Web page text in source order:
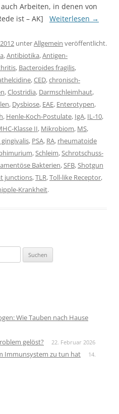
Arbeiten, in denen von
ist – AK] Weiterlesen →
unterAllgemein veröffentlicht.
,Antibiotika,Antigen-
, Bacteroides fragilis,
,CED,chronisch-
,Clostridia, Darmschleimhaut,
, Dysbiose, EAE, Enterotypen,
, Henle-Koch-Postulate, IgA, IL-10,
Klasse II, Mikrobiom, MS,
, PSA, RA, rheumatoide
,Schleim,Schrotschuss-
Bakterien,SFB,Shotgun
junctions,TLR,Toll-like Receptor,
Krankheit.
Wie Tauben nach Hause
gelöst? 22. Februar 2026
Immunsystem zu tun hat
14.